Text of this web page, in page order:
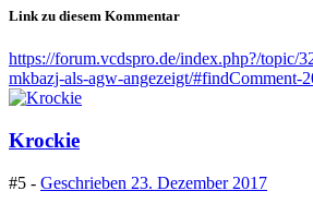
Link zu diesem Kommentar
https://forum.vcdspro.de/index.php?/topic/
mkbazj-als-agw-angezeigt/#findComment-
Krockie
#5 - Geschrieben 23. Dezember 2017